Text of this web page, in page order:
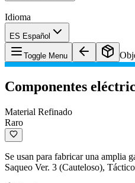
Idioma
ES Español
Toggle Menu
Componentes
Material Refinado
Raro
Se usan para fabricar una amplia
Saqueo Ver. 3 (Cauteloso),